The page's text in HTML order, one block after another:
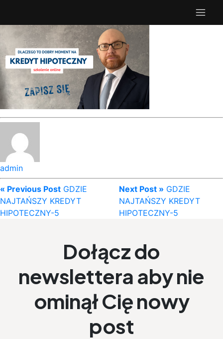
admin
« Previous Post GDZIE
NAJTAŃSZY KREDYT
HIPOTECZNY-5
Next Post » GDZIE
NAJTAŃSZY KREDYT
HIPOTECZNY-5
Dołącz do
newslettera aby nie
ominął Cię nowy
post